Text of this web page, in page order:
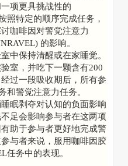
项更具挑战性的
照特定的顺序完成任务，
咖啡因对警觉注意力
的影响。
中保持清醒或在家睡觉。
室，并吃下一颗含有200
过一段吸收期后，所有参
和警觉注意力任务。
眠剥夺对认知的负面影响
足会影响参与者在这两项
助于参与者更好地完成警
与者来说，服用咖啡因胶
任务中的表现。